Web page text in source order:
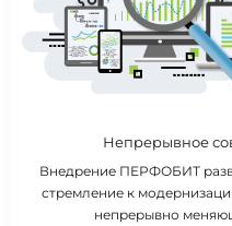
Непрерывное
Внедрение ПЕРФОБИТ
стремление к
непрерывно